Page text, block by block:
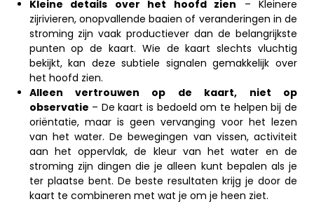
Kleine details over het hoofd zien – Kleinere
zijrivieren, onopvallende baaien of veranderingen in de
stroming zijn vaak productiever dan de belangrijkste
punten op de kaart. Wie de kaart slechts vluchtig
bekijkt, kan deze subtiele signalen gemakkelijk over
het hoofd zien.
Alleen vertrouwen op de kaart, niet op
observatie – De kaart is bedoeld om te helpen bij de
oriëntatie, maar is geen vervanging voor het lezen
van het water. De bewegingen van vissen, activiteit
aan het oppervlak, de kleur van het water en de
stroming zijn dingen die je alleen kunt bepalen als je
ter plaatse bent. De beste resultaten krijg je door de
kaart te combineren met wat je om je heen ziet.